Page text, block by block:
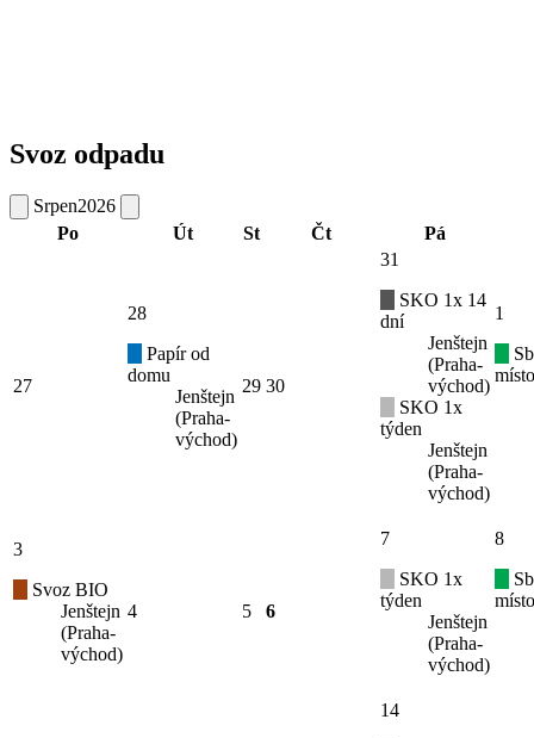
Svoz odpadu
Srpen2026
Po
Út St Čt Pá
27
28
Papír od
domu
Jenštejn
(Praha-
východ)
29 30
31
SKO 1x 14
dní
Jenštejn
(Praha-
východ)
SKO 1x
týden
Jenštejn
(Praha-
východ)
1
3
Svoz BIO
Jenštejn
(Praha-
východ)
4 5 6
7
SKO 1x
týden
Jenštejn
(Praha-
východ)
8
14